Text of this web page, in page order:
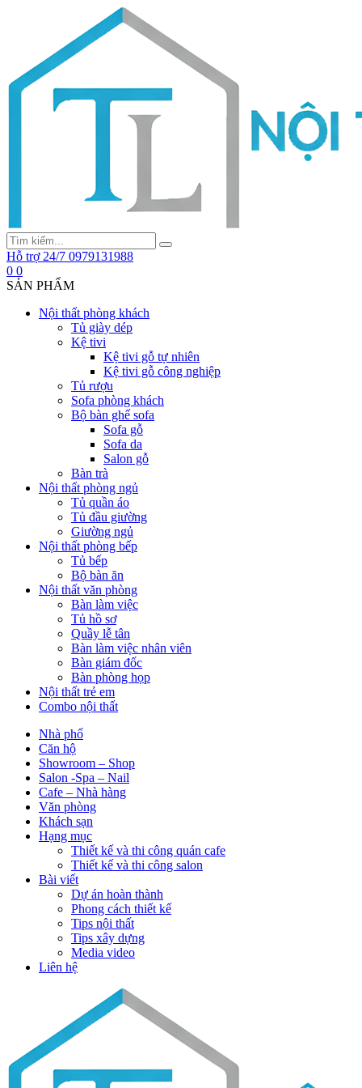
Hỗ trợ 24/7 0979131988
0 0
SẢN PHẨM
Nội thất phòng khách
Tủ giày dép
Kệ tivi
Kệ tivi gỗ tự nhiên
Kệ tivi gỗ công nghiệp
Tủ rượu
Sofa phòng khách
Bộ bàn ghế sofa
Sofa gỗ
Sofa da
Salon gỗ
Bàn trà
Nội thất phòng ngủ
Tủ quần áo
Tủ đầu giường
Giường ngủ
Nội thất phòng bếp
Tủ bếp
Bộ bàn ăn
Nội thất văn phòng
Bàn làm việc
Tủ hồ sơ
Quầy lễ tân
Bàn làm việc nhân viên
Bàn giám đốc
Bàn phòng họp
Nội thất trẻ em
Combo nội thất
Nhà phố
Căn hộ
Showroom – Shop
Salon -Spa – Nail
Cafe – Nhà hàng
Văn phòng
Khách sạn
Hạng mục
Thiết kế và thi công quán cafe
Thiết kế và thi công salon
Bài viết
Dự án hoàn thành
Phong cách thiết kế
Tips nội thất
Tips xây dựng
Media video
Liên hệ